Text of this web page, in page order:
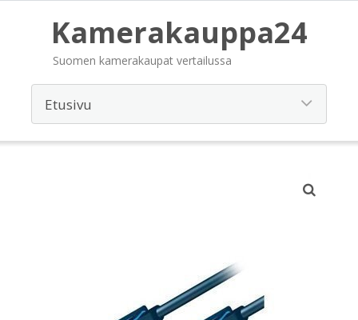
Kamerakauppa24
Suomen kamerakaupat vertailussa